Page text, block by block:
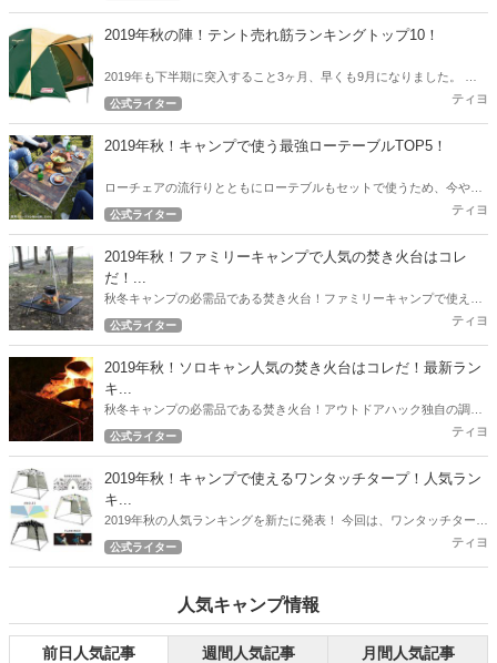
2019年秋の陣！テント売れ筋ランキングトップ10！
2019年も下半期に突入すること3ヶ月、早くも9月になりました。 ア
ウトドアハックでは下半期突入時点から現在売れているテントのトッ
公式ライター ティヨ
2019年秋！キャンプで使う最強ローテーブルTOP5！
ローチェアの流行りとともにローテブルもセットで使うため、今やロ
ーテーブルの沢山の選択肢が出てきました。 今回は2019年秋！キャン
公式ライター ティヨ
2019年秋！ファミリーキャンプで人気の焚き火台はコレ
だ！...
秋冬キャンプの必需品である焚き火台！ファミリーキャンプで使える
人気の焚き火台をアウトドアハック独自の調査で徹底リサーチ！2019
公式ライター ティヨ
2019年秋！ソロキャン人気の焚き火台はコレだ！最新ラン
キ...
秋冬キャンプの必需品である焚き火台！アウトドアハック独自の調査
で徹底リサーチ！ 2019年秋！最新の人気焚き火台ランキング！
公式ライター ティヨ
2019年秋！キャンプで使えるワンタッチタープ！人気ラン
キ...
2019年秋の人気ランキングを新たに発表！ 今回は、ワンタッチタープ
の人気ランキングとなります！
公式ライター ティヨ
人気キャンプ情報
前日人気記事 週間人気記事 月間人気記事